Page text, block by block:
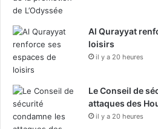
Al Qurayyat
loisirs
il y a 20 heures
Le Conseil de
attaques des
il y a 20 heures